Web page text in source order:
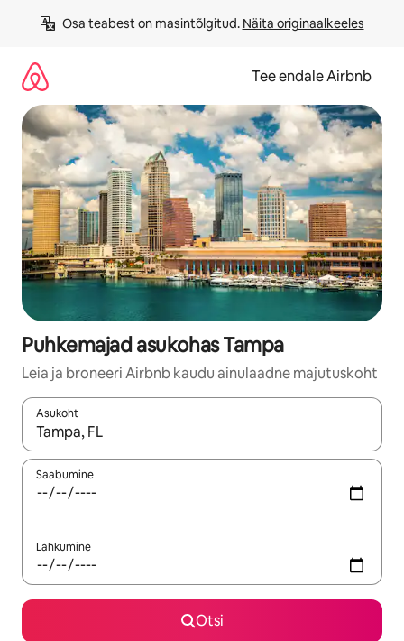
Osa teabest on masintõlgitud. Näita originaalkeeles
Tee endale Airbnb
Puhkemajad asukohas Tampa
Leia ja broneeri Airbnb kaudu ainulaadne majutuskoht
Asukoht
Kui tulemused on kuvatud, liigu ekraanil nooleklahvidega või
Saabumine
Lahkumine
Otsi